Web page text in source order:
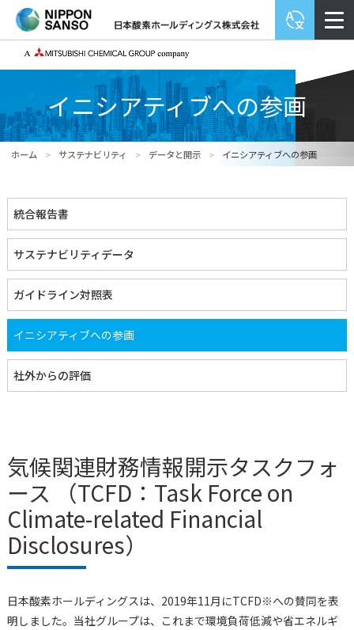
イニシアティブへの参画
ホーム > サステナビリティ > データと開示 > イニシアティブへの参画
統合報告書
サステナビリティデータ
ガイドライン対照表
イニシアティブへの参画
社外からの評価
気候関連財務情報開示タスクフォ
ース
（TCFD：Task Force on
Climate-related Financial
Disclosures）
日本酸素ホールディングスは、2019年11月にTCFD※への賛同を表
明しました。当社グループは、これまで環境負荷低減や省エネルギ